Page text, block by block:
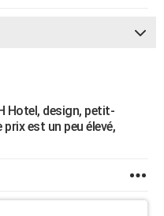
Hotel, design, petit-
est un peu élevé,